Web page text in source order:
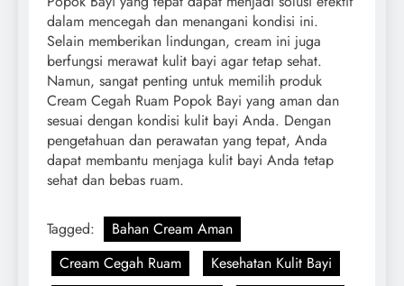
dalam mencegah dan menangani kondisi ini.
Selain memberikan lindungan, cream ini juga
berfungsi merawat kulit bayi agar tetap sehat.
Namun, sangat penting untuk memilih produk
Cream Cegah Ruam Popok Bayi yang aman dan
sesuai dengan kondisi kulit bayi Anda. Dengan
pengetahuan dan perawatan yang tepat, Anda
dapat membantu menjaga kulit bayi Anda tetap
sehat dan bebas ruam.
Tagged:
Bahan Cream Aman
Cream Cegah Ruam
Kesehatan Kulit Bayi